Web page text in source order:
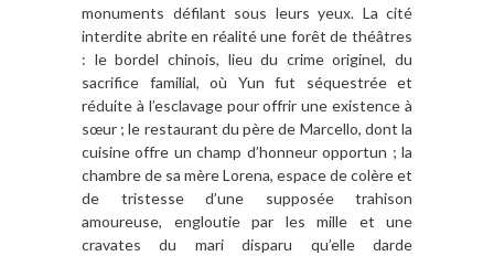
monuments défilant sous leurs yeux. La cité
interdite abrite en réalité une forêt de théâtres
: le bordel chinois, lieu du crime originel, du
sacrifice familial, où Yun fut séquestrée et
réduite à l’esclavage pour offrir une existence à
sœur ; le restaurant du père de Marcello, dont la
cuisine offre un champ d’honneur opportun ; la
chambre de sa mère Lorena, espace de colère et
de tristesse d’une supposée trahison
amoureuse, engloutie par les mille et une
cravates du mari disparu qu’elle darde